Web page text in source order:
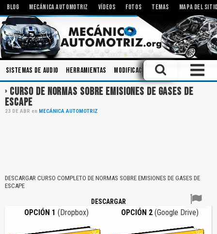
BLOG MECÁNICA AUTOMOTRIZ VÍDEOS FOTOS TEMAS MAPA DEL
Sistemas de Audio Herramientas Modificaciones Embrague
CURSO DE NORMAS SOBRE EMISIONES DE GASES DE
ESCAPE
23 DE ABR en MECÁNICA AUTOMOTRIZ
DESCARGAR CURSO COMPLETO DE NORMAS SOBRE EMISIONES DE GASES DE
ESCAPE
DESCARGAR
OPCIÓN 1 (Dropbox) OPCIÓN 2 (Google Drive)